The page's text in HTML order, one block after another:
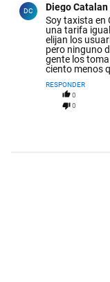
DC Diego Catalan
Soy taxista en
una tarifa
elijan los
pero ninguno
gente los
ciento menos
RESPONDER
0
0